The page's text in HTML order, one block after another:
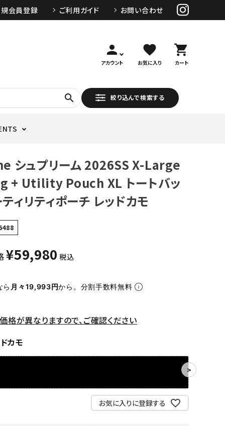
会員登録 ご利用ガイド お問い合わせ
person
アカウント
favorite
お気に入り
shopping_cart
カート
search 絞り込んで検索する
シュプリーム 2026SS X-Large
+ Utility Pouch XL トートバッ
ィリティポーチ レッドカモ
¥59,980 税込
ら 月々19,993円から。分割手数料無料
格が異なりますので、ご確認ください
カモ
お気に入りに登録する